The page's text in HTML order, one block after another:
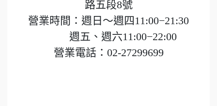
路五段8號
營業時間：週日～週四11:00−21:30
週五、週六11:00−22:00
營業電話：02-27299699